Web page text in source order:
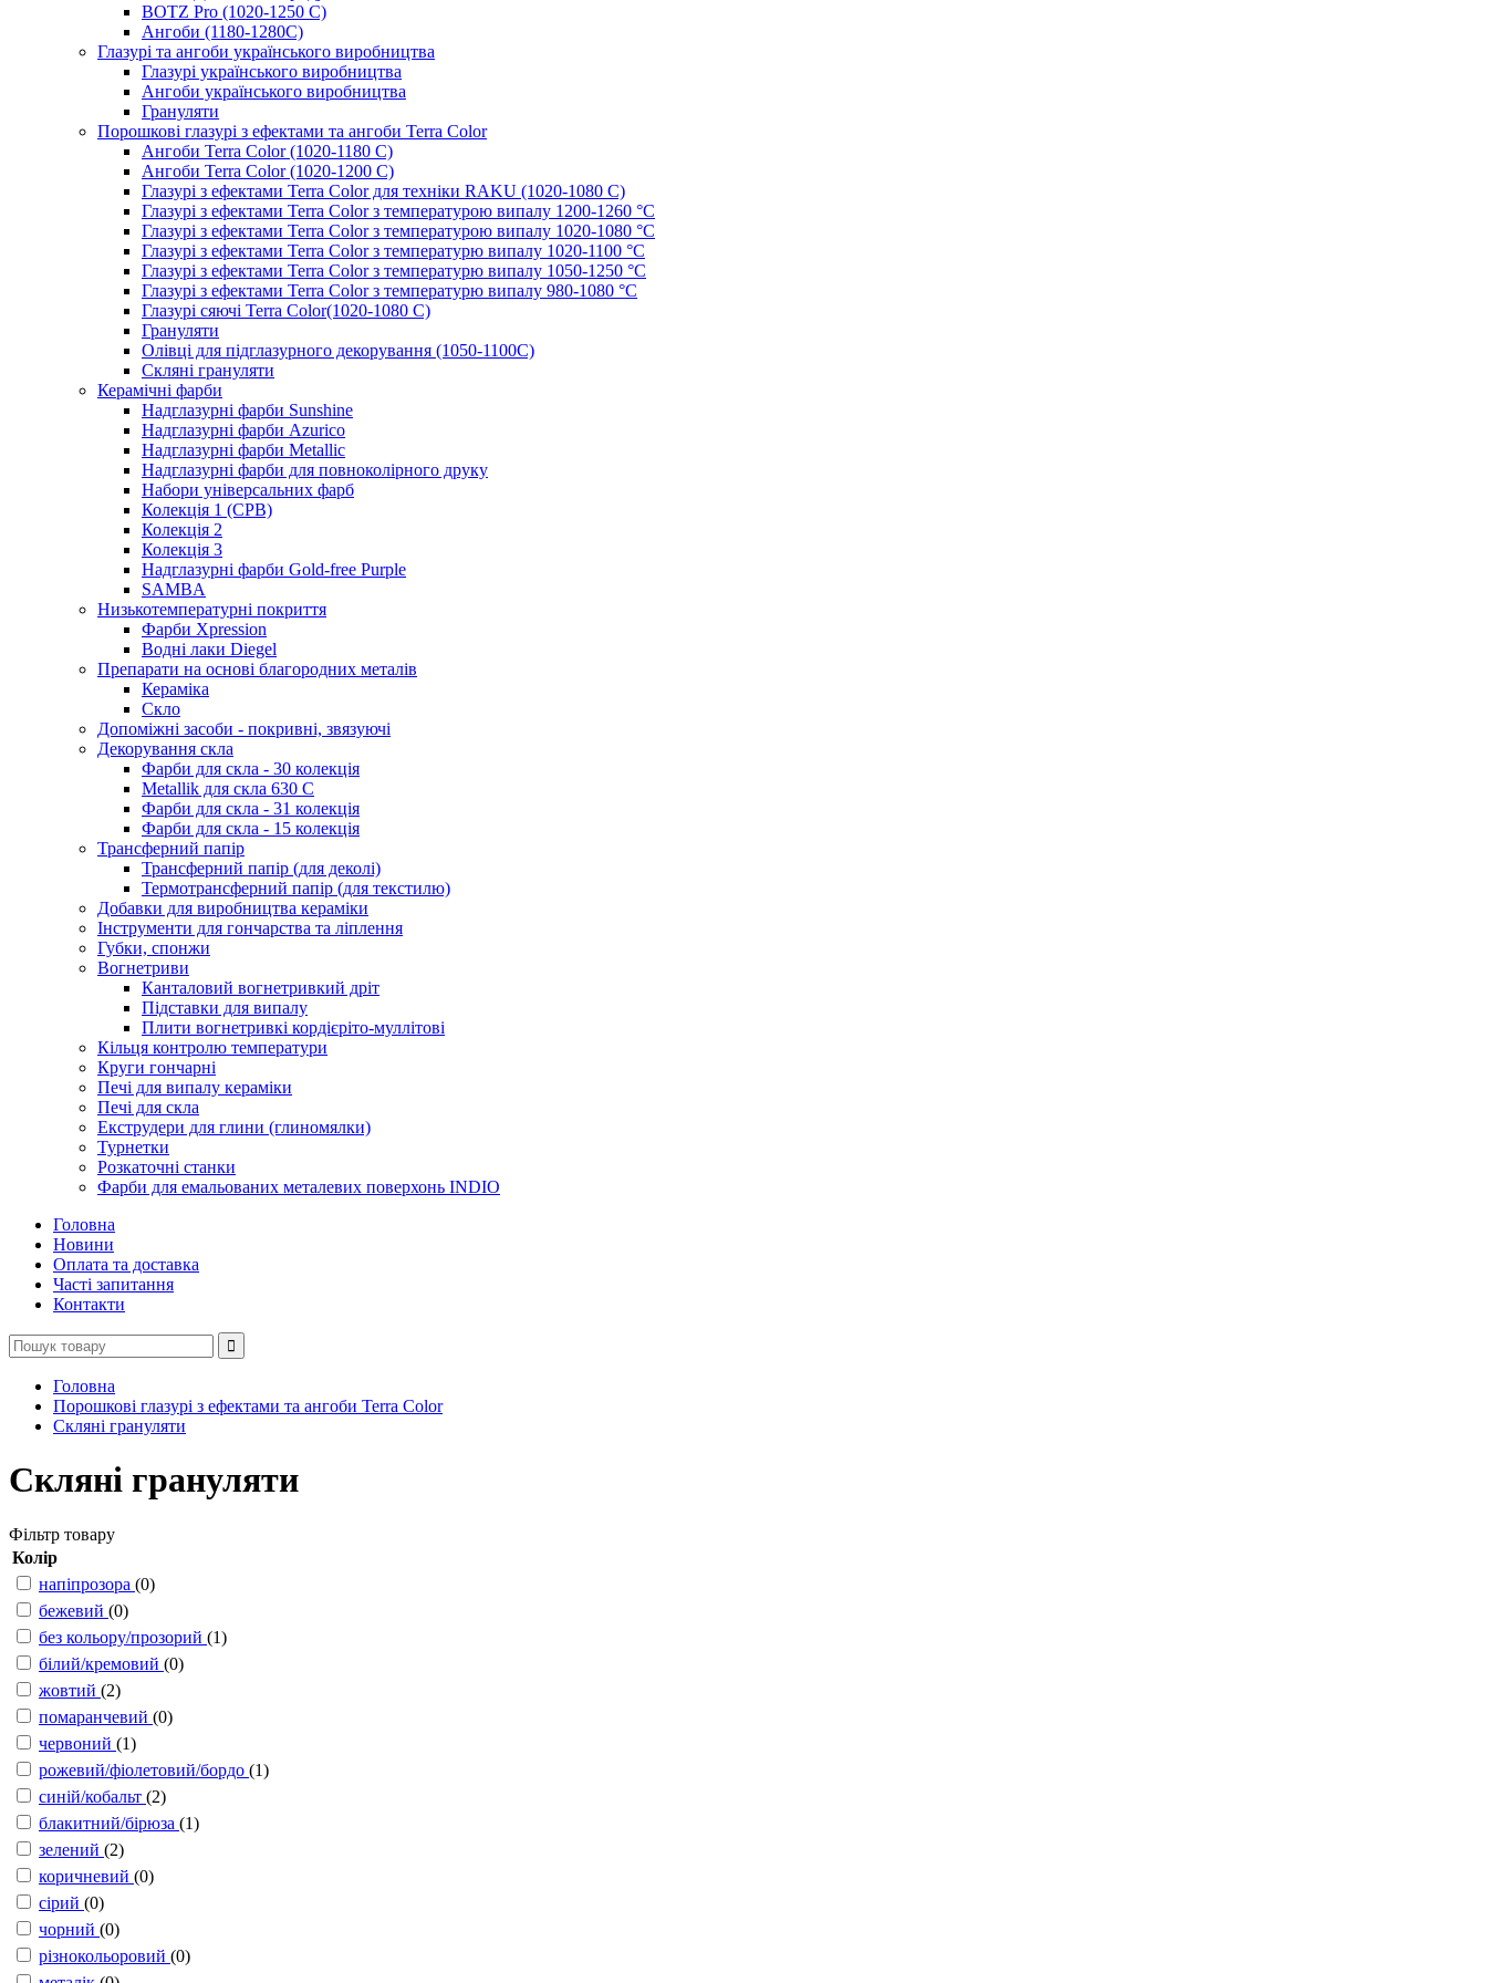
BOTZ Pro (1020-1250 C)
Ангоби (1180-1280С)
Глазурі та ангоби українського виробництва
Глазурі українського виробництва
Ангоби українського виробництва
Грануляти
Порошкові глазурі з ефектами та ангоби Terra Color
Ангоби Terra Color (1020-1180 С)
Ангоби Terra Color (1020-1200 С)
Глазурі з ефектами Terra Color для техніки RAKU (1020-1080 С)
Глазурі з ефектами Terra Color з температурою випалу 1200-1260 °С
Глазурі з ефектами Terra Color з температурою випалу 1020-1080 °С
Глазурі з ефектами Terra Color з температурю випалу 1020-1100 °С
Глазурі з ефектами Terra Color з температурю випалу 1050-1250 °С
Глазурі з ефектами Terra Color з температурю випалу 980-1080 °С
Глазурі сяючі Terra Color(1020-1080 С)
Грануляти
Олівці для підглазурного декорування (1050-1100С)
Скляні грануляти
Керамічні фарби
Надглазурні фарби Sunshine
Надглазурні фарби Azurico
Надглазурні фарби Metallic
Надглазурні фарби для повноколірного друку
Набори універсальних фарб
Колекція 1 (CPB)
Колекція 2
Колекція 3
Надглазурні фарби Gold-free Purple
SAMBA
Низькотемпературні покриття
Фарби Xpression
Водні лаки Diegel
Препарати на основі благородних металів
Кераміка
Скло
Допоміжні засоби - покривні, звязуючі
Декорування скла
Фарби для скла - 30 колекція
Metallik для скла 630 С
Фарби для скла - 31 колекція
Фарби для скла - 15 колекція
Трансферний папір
Трансферний папір (для деколі)
Термотрансферний папір (для текстилю)
Добавки для виробництва кераміки
Інструменти для гончарства та ліплення
Губки, спонжи
Вогнетриви
Канталовий вогнетривкий дріт
Підставки для випалу
Плити вогнетривкі кордієріто-муллітові
Кільця контролю температури
Круги гончарні
Печі для випалу кераміки
Печі для скла
Екструдери для глини (глиномялки)
Турнетки
Розкаточні станки
Фарби для емальованих металевих поверхонь INDIO
Головна
Новини
Оплата та доставка
Часті запитання
Контакти
Головна
Порошкові глазурі з ефектами та ангоби Terra Color
Скляні грануляти
Скляні грануляти
Фільтр товару
Колір
напіпрозора (0)
бежевий (0)
без кольору/прозорий (1)
білий/кремовий (0)
жовтий (2)
помаранчевий (0)
червоний (1)
рожевий/фіолетовий/бордо (1)
синій/кобальт (2)
блакитний/бірюза (1)
зелений (2)
коричневий (0)
сірий (0)
чорний (0)
різнокольоровий (0)